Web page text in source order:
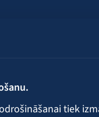
tiek